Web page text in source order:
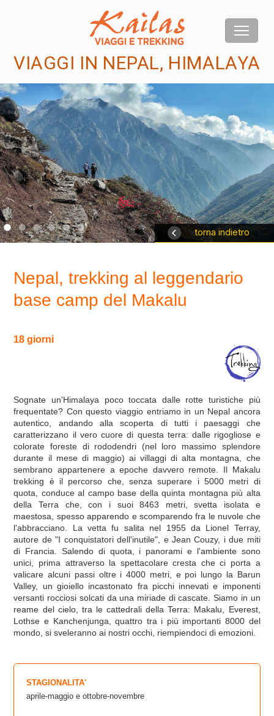
VIAGGI IN NEPAL, HIMALAYA
torna indietro
Nepal, trekking al leggendario
base camp del Makalu
18 giorni
Sognate un'Himalaya poco toccata dalle rotte turistiche più
frequentate? Con questo viaggio entriamo in un Nepal ancora
autentico, andando alla scoperta di tutti i paesaggi che
caratterizzano il vero cuore di questa terra: dalle rigogliose e
colorate foreste di rododendri (nel loro massimo splendore
durante il mese di maggio) ai villaggi di alta montagna, che
sembrano appartenere a epoche davvero remote. Il Makalu
trekking è il percorso che, senza superare i 5000 metri di
quota, conduce al campo base della quinta montagna più alta
della Terra che, con i suoi 8463 metri, svetta isolata e
maestosa, spesso apparendo e scomparendo fra le nuvole che
l'abbracciano. La vetta fu salita nel 1955 da Lionel Terray,
autore de "I conquistatori dell'inutile", e Jean Couzy, i due miti
di Francia. Salendo di quota, i panorami e l'ambiente sono
unici, prima attraverso la spettacolare cresta che ci porta a
valicare alcuni passi oltre i 4000 metri, e poi lungo la Barun
Valley, un gioiello incastonato fra picchi innevati e imponenti
versanti rocciosi solcati da una miriade di cascate. Siamo in un
reame del cielo, tra le cattedrali della Terra: Makalu, Everest,
Lothse e Kanchenjunga, quattro tra i più importanti 8000 del
mondo, si sveleranno ai nostri occhi, riempiendoci di emozioni.
STAGIONALITA'
aprile-maggio e ottobre-novembre